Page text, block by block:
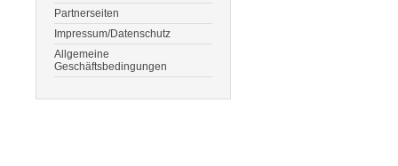
Partnerseiten
Impressum/Datenschutz
Allgemeine
Geschäftsbedingungen